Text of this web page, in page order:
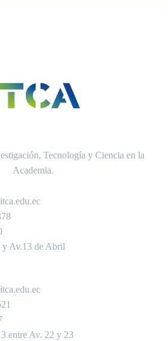
Tecnología y Ciencia en la
Academia.
Av.13 de Abril
entre Av. 22 y 23